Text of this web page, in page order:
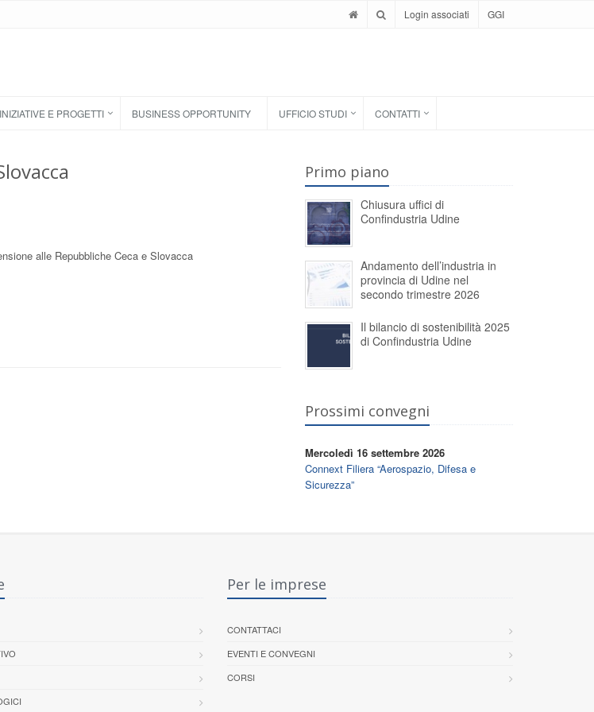
Login associati GGI
INIZIATIVE E PROGETTI BUSINESS OPPORTUNITY UFFICIO STUDI CONTATTI
alle Repubbliche Ceca e Slovacca
Primo piano
Chiusura uffici di
Confindustria Udine
Andamento dell’industria in
provincia di Udine nel
secondo trimestre 2026
Il bilancio di sostenibilità 2025
di Confindustria Udine
Prossimi convegni
Mercoledì 16 settembre 2026
Connext Filiera “Aerospazio, Difesa e
Sicurezza”
Per le imprese
CONTATTACI
EVENTI E CONVEGNI
CORSI